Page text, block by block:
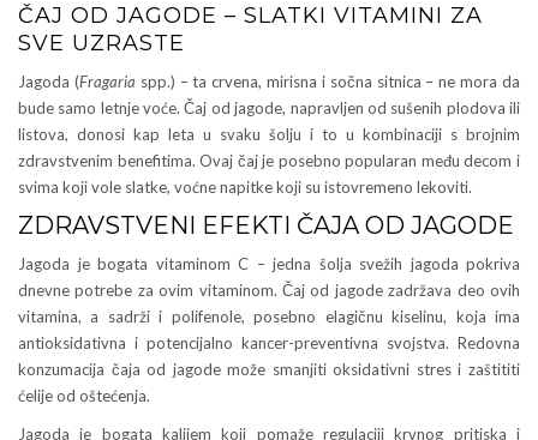
ČAJ OD JAGODE – SLATKI VITAMINI ZA
SVE UZRASTE
Jagoda (Fragaria spp.) – ta crvena, mirisna i sočna sitnica – ne mora da
bude samo letnje voće. Čaj od jagode, napravljen od sušenih plodova ili
listova, donosi kap leta u svaku šolju i to u kombinaciji s brojnim
zdravstvenim benefitima. Ovaj čaj je posebno popularan među decom i
svima koji vole slatke, voćne napitke koji su istovremeno lekoviti.
ZDRAVSTVENI EFEKTI ČAJA OD JAGODE
Jagoda je bogata vitaminom C – jedna šolja svežih jagoda pokriva
dnevne potrebe za ovim vitaminom. Čaj od jagode zadržava deo ovih
vitamina, a sadrži i polifenole, posebno elagičnu kiselinu, koja ima
antioksidativna i potencijalno kancer-preventivna svojstva. Redovna
konzumacija čaja od jagode može smanjiti oksidativni stres i zaštititi
ćelije od oštećenja.
Jagoda je bogata kalijem koji pomaže regulaciji krvnog pritiska i